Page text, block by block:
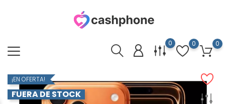
0
0
0
¡EN OFERTA!
FUERA DE STOCK